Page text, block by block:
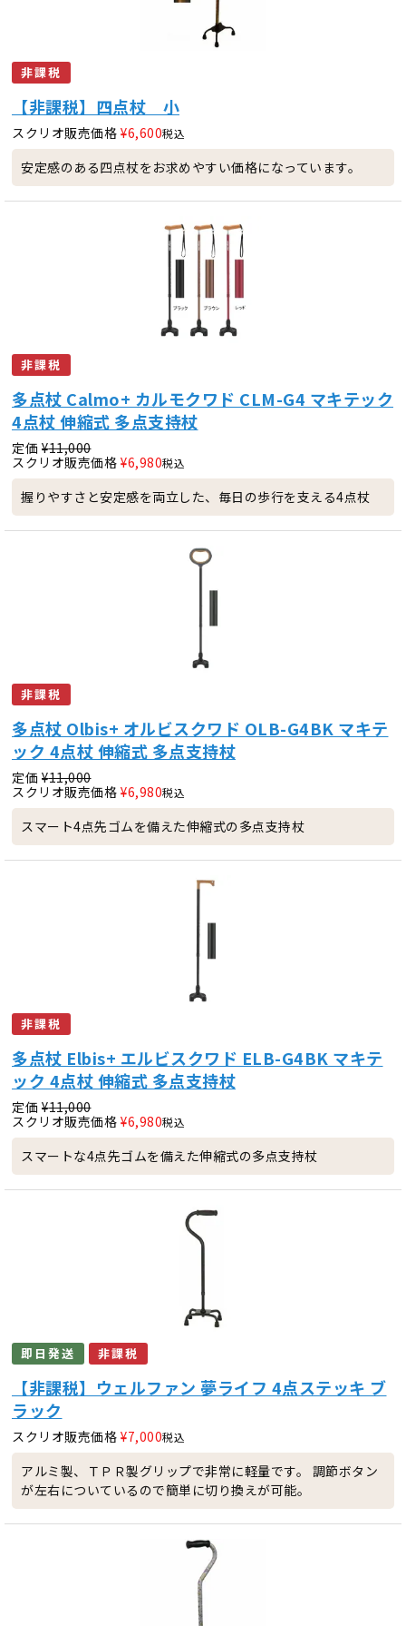
非課税
【非課税】四点杖 小
スクリオ販売価格 ¥6,600税込
安定感のある四点杖をお求めやすい価格になっています。
非課税
多点杖 Calmo+ カルモクワド CLM-G4 マキテック
4点杖 伸縮式 多点支持杖
定価 ¥11,000
スクリオ販売価格 ¥6,980税込
握りやすさと安定感を両立した、毎日の歩行を支える4点杖
非課税
多点杖 Olbis+ オルビスクワド OLB-G4BK マキテ
ック 4点杖 伸縮式 多点支持杖
定価 ¥11,000
スクリオ販売価格 ¥6,980税込
スマート4点先ゴムを備えた伸縮式の多点支持杖
非課税
多点杖 Elbis+ エルビスクワド ELB-G4BK マキテ
ック 4点杖 伸縮式 多点支持杖
定価 ¥11,000
スクリオ販売価格 ¥6,980税込
スマートな4点先ゴムを備えた伸縮式の多点支持杖
即日発送 非課税
【非課税】ウェルファン 夢ライフ 4点ステッキ ブ
ラック
スクリオ販売価格 ¥7,000税込
アルミ製、ＴＰＲ製グリップで非常に軽量です。 調節ボタン
が左右についているので簡単に切り換えが可能。